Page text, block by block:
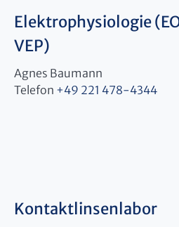
Elektrophysiologie
VEP)
Agnes Baumann
Telefon +49 221 478-4344
Kontaktlinsenlabor